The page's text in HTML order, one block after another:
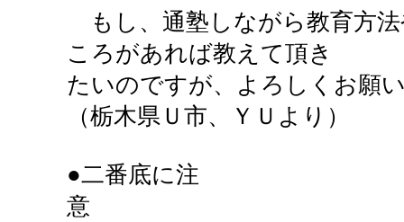
もし、通塾しながら教育方
ころがあれば教えて頂き
たいのですが、よろしくお願
（栃木県Ｕ市、ＹＵより）
●二番底に注